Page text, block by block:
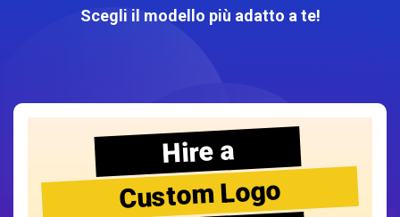
Scegli il modello più adatto a te!
Hire a
Custom Logo